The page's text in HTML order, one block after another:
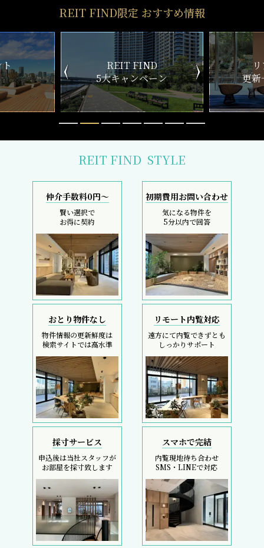
REIT FIND限定 おすすめ情報
ン
リアルタイム
更新一覧チェック
新
REIT FIND STYLE
仲介手数料0円～
賢い選択で
お得に契約
初期費用お問い合わせ
気になる物件を
5分以内で回答
おとり物件なし
物件情報の更新鮮度は
検索サイトでは高水準
リモート内覧対応
遠方にて内覧できずとも
しっかりサポート
採寸サービス
申込後は当社スタッフが
お部屋を採寸致します
スマホで完結
内覧現地待ち合わせ
SMS・LINEで対応